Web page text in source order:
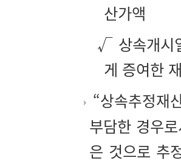
산가액
√ 상속개시
게 증여한
“상속추정재
부담한 경우
은 것으로 추